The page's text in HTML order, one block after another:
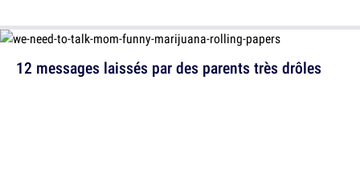
12 messages laissés par des parents très drôles